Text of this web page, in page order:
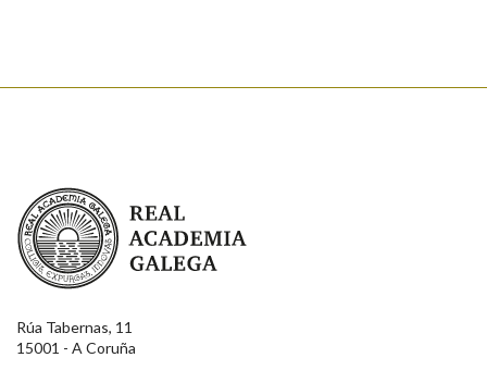
Real Academia Galega
Rúa Tabernas, 11
15001 - A Coruña